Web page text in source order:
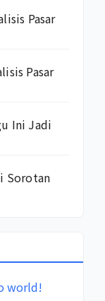
Pasar
Pasar
Ini Jadi
Sorotan
world!